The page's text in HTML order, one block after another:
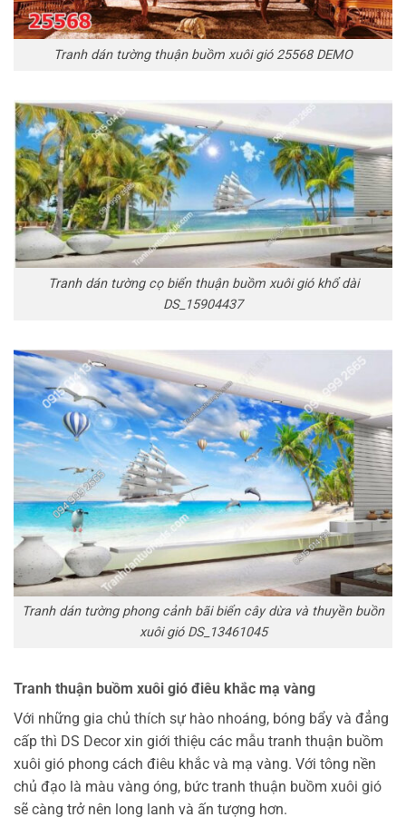
Tranh dán tường thuận buồm xuôi gió 25568 DEMO
Tranh dán tường cọ biển thuận buồm xuôi gió khổ dài
DS_15904437
Tranh dán tường phong cảnh bãi biển cây dừa và thuyền buồn
xuôi gió DS_13461045
Tranh thuận buồm xuôi gió điêu khắc mạ vàng
Với những gia chủ thích sự hào nhoáng, bóng bẩy và đẳng
cấp thì DS Decor xin giới thiệu các mẫu tranh thuận buồm
xuôi gió phong cách điêu khắc và mạ vàng. Với tông nền
chủ đạo là màu vàng óng, bức tranh thuận buồm xuôi gió
sẽ càng trở nên long lanh và ấn tượng hơn.